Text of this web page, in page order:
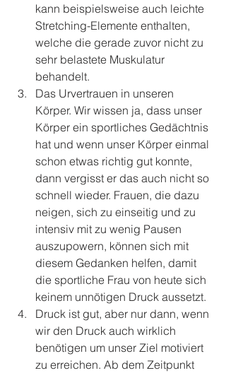
kann beispielsweise auch leichte
Stretching-Elemente enthalten,
welche die gerade zuvor nicht zu
sehr belastete Muskulatur
behandelt.
Das Urvertrauen in unseren
Körper. Wir wissen ja, dass unser
Körper ein sportliches Gedächtnis
hat und wenn unser Körper einmal
schon etwas richtig gut konnte,
dann vergisst er das auch nicht so
schnell wieder. Frauen, die dazu
neigen, sich zu einseitig und zu
intensiv mit zu wenig Pausen
auszupowern, können sich mit
diesem Gedanken helfen, damit
die sportliche Frau von heute sich
keinem unnötigen Druck aussetzt.
Druck ist gut, aber nur dann, wenn
wir den Druck auch wirklich
benötigen um unser Ziel motiviert
zu erreichen. Ab dem Zeitpunkt